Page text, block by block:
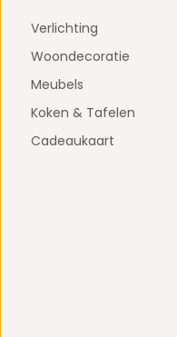
Verlichting
Woondecoratie
Meubels
Koken & Tafelen
Cadeaukaart